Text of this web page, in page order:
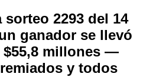
2293 del 14
ganador se llevó
$55,8 millones —
y todos